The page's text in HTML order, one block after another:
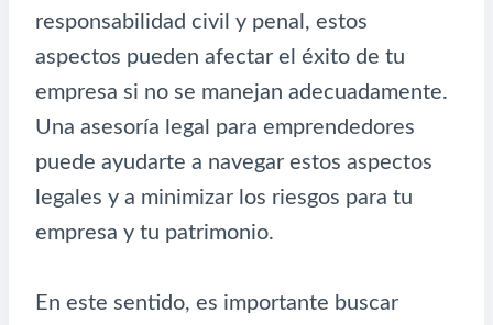
responsabilidad civil y penal, estos
aspectos pueden afectar el éxito de tu
empresa si no se manejan adecuadamente.
Una asesoría legal para emprendedores
puede ayudarte a navegar estos aspectos
legales y a minimizar los riesgos para tu
empresa y tu patrimonio.
En este sentido, es importante buscar